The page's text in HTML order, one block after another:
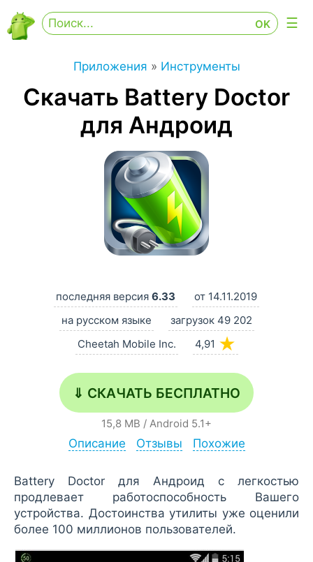
Приложения » Инструменты
Скачать Battery Doctor
для Андроид
последняя версия 6.33
от 14.11.2019
на русском языке
загрузок 49 202
Cheetah Mobile Inc.
4,91 ★
⇓ СКАЧАТЬ БЕСПЛАТНО
15,8 MB / Android 5.1+
Описание Отзывы Похожие
Battery Doctor для Андроид с легкостью
продлевает работоспособность Вашего
устройства. Достоинства утилиты уже оценили
более 100 миллионов пользователей.